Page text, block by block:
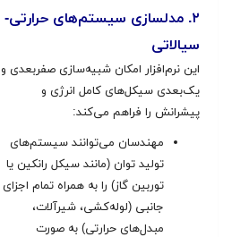
۲. مدلسازی سیستم‌های حرارتی-
سیالاتی
این نرم‌افزار امکان شبیه‌سازی صفر‌بعدی و
یک‌بعدی سیکل‌های کامل انرژی و
پیشرانش را فراهم می‌کند:
مهندسان می‌توانند سیستم‌های
تولید توان (مانند سیکل رانکین یا
توربین گاز) را به همراه تمام اجزای
جانبی (لوله‌کشی، شیرآلات،
مبدل‌های حرارتی) به صورت